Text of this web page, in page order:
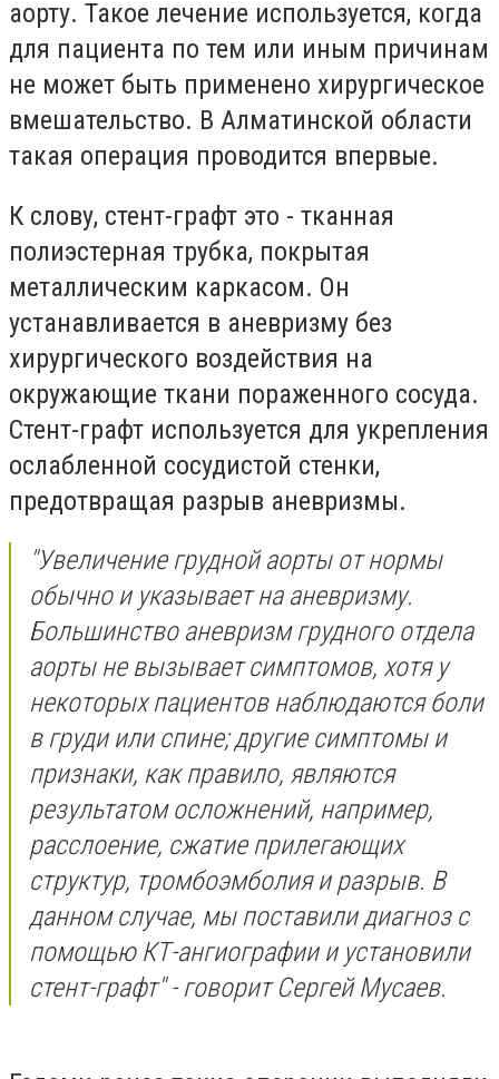
аорту. Такое лечение используется, когда
для пациента по тем или иным причинам
не может быть применено хирургическое
вмешательство. В Алматинской области
такая операция проводится впервые.
К слову, стент-графт это - тканная
полиэстерная трубка, покрытая
металлическим каркасом. Он
устанавливается в аневризму без
хирургического воздействия на
окружающие ткани пораженного сосуда.
Стент-графт используется для укрепления
ослабленной сосудистой стенки,
предотвращая разрыв аневризмы.
"Увеличение грудной аорты от нормы
обычно и указывает на аневризму.
Большинство аневризм грудного отдела
аорты не вызывает симптомов, хотя у
некоторых пациентов наблюдаются боли
в груди или спине; другие симптомы и
признаки, как правило, являются
результатом осложнений, например,
расслоение, сжатие прилегающих
структур, тромбоэмболия и разрыв. В
данном случае, мы поставили диагноз с
помощью КТ-ангиографии и установили
стент-графт" - говорит Сергей Мусаев.